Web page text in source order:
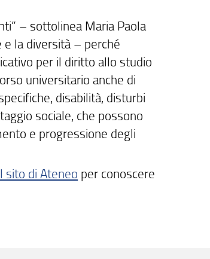
– sottolinea Maria Paola
e la diversità – perché
per il diritto allo studio
universitario anche di
disabilità, disturbi
sociale, che possono
e progressione degli
sito di Ateneo per conoscere